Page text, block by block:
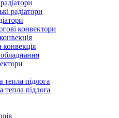
радіатори
конвектори
тепла підлога
тепла підлога